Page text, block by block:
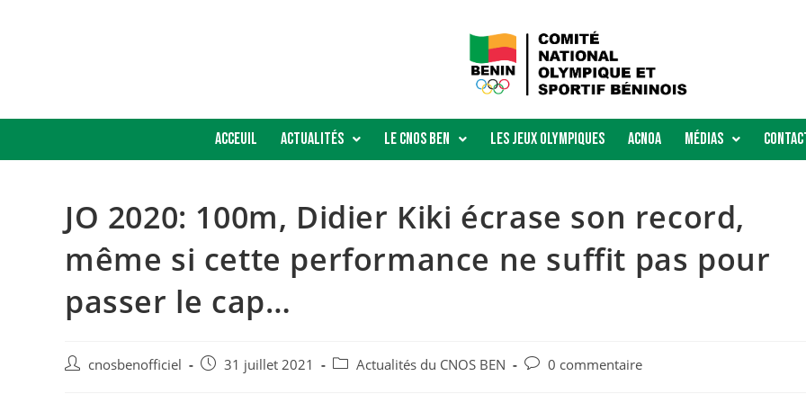
Acceuil Actualités Le Cnos Ben Les Jeux Olympiques ACNOA Médias
JO 2020: 100m, Didier Kiki écrase son record,
même si cette performance ne suffit pas pour
passer le cap…
cnosbenofficiel 31 juillet 2021 Actualités du CNOS BEN 0 commentaire